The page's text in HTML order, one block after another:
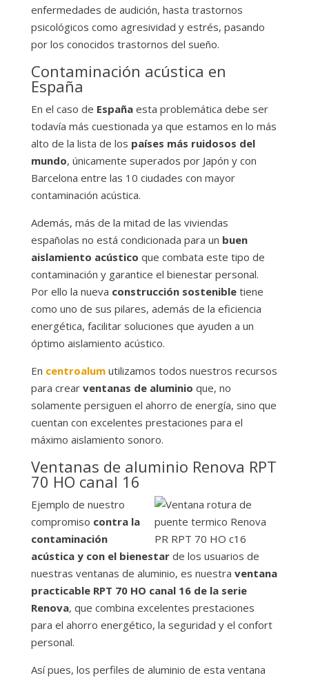
enfermedades de audición, hasta trastornos
psicológicos como agresividad y estrés, pasando
por los conocidos trastornos del sueño.
Contaminación acústica en
España
En el caso de Españaesta problemática debe ser
todavía más cuestionada ya que estamos en lo más
alto de la lista de los países más ruidosos del
mundo, únicamente superados por Japón y con
Barcelona entre las 10 ciudades con mayor
contaminación acústica.
Además, más de la mitad de las viviendas
españolas no está condicionada para un buen
aislamiento acústico que combata este tipo de
contaminación y garantice el bienestar personal.
Por ello la nueva construcción sostenibletiene
como uno de sus pilares, además de la eficiencia
energética, facilitar soluciones que ayuden a un
óptimo aislamiento acústico.
En centroalum utilizamos todos nuestros recursos
para crear ventanas de aluminio que, no
solamente persiguen el ahorro de energía, sino que
cuentan con excelentes prestaciones para el
máximo aislamiento sonoro.
Ventanas de aluminio Renova RPT
70 HO canal 16
Ejemplo de nuestro
compromiso contra la
contaminación
acústica y con el bienestarde los usuarios de
nuestras ventanas de aluminio, es nuestra ventana
practicable RPT 70 HO canal 16 de la serie
Renova, que combina excelentes prestaciones
para el ahorro energético, la seguridad y el confort
personal.
Así pues, los perfiles de aluminio de esta ventana